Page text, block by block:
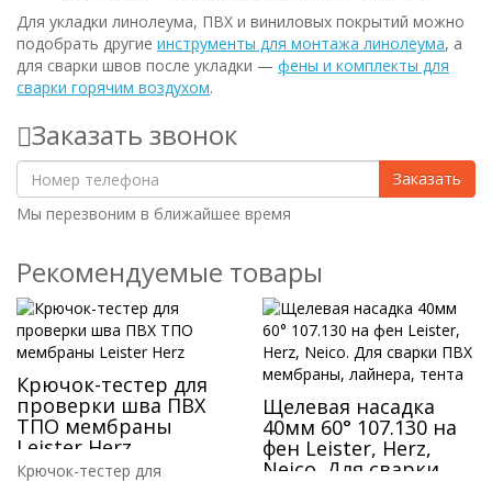
Для укладки линолеума, ПВХ и виниловых покрытий можно
подобрать другие инструменты для монтажа линолеума, а
для сварки швов после укладки — фены и комплекты для
сварки горячим воздухом.
Заказать звонок
Заказать
Мы перезвоним в ближайшее время
Рекомендуемые товары
Крючок-тестер для
проверки шва ПВХ
ТПО мембраны
Leister Herz
Крючок-тестер для
Щелевая насадка
40мм 60° 107.130 на
фен Leister, Herz,
Neico. Для сварки